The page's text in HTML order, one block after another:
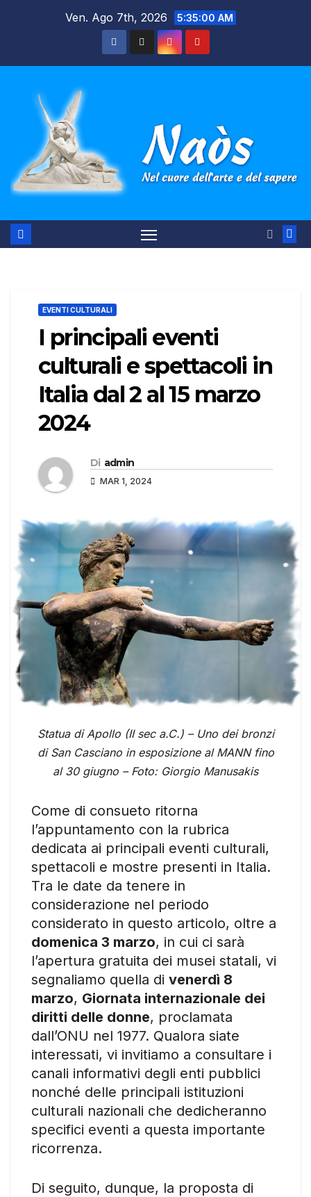
Ven. Ago 7th, 2026 5:35:01 AM
EVENTI CULTURALI
I principali eventi
culturali e spettacoli in
Italia dal 2 al 15 marzo
2024
Di admin
MAR 1, 2024
Statua di Apollo (II sec a.C.) – Uno dei bronzi
di San Casciano in esposizione al MANN fino
al 30 giugno – Foto: Giorgio Manusakis
Come di consueto ritorna
l’appuntamento con la rubrica
dedicata ai principali eventi culturali,
spettacoli e mostre presenti in Italia.
Tra le date da tenere in
considerazione nel periodo
considerato in questo articolo, oltre a
domenica 3 marzo, in cui ci sarà
l’apertura gratuita dei musei statali, vi
segnaliamo quella di venerdì 8
marzo, Giornata internazionale dei
diritti delle donne, proclamata
dall’ONU nel 1977. Qualora siate
interessati, vi invitiamo a consultare i
canali informativi degli enti pubblici
nonché delle principali istituzioni
culturali nazionali che dedicheranno
specifici eventi a questa importante
ricorrenza.
Di seguito, dunque, la proposta di